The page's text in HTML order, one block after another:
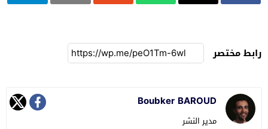
رابط مختصر
Boubker BAROUD
مدير النشر